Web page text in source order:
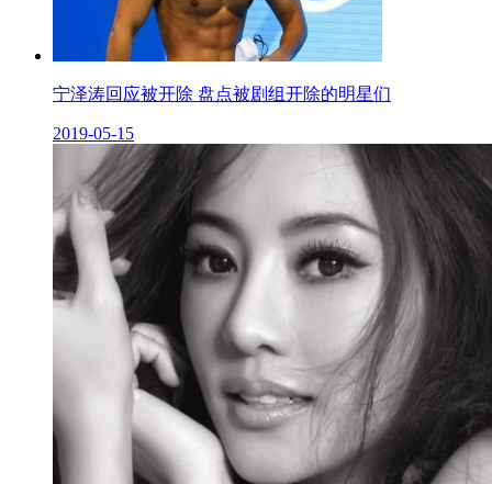
宁泽涛回应被开除 盘点被剧组开除的明星们
2019-05-15